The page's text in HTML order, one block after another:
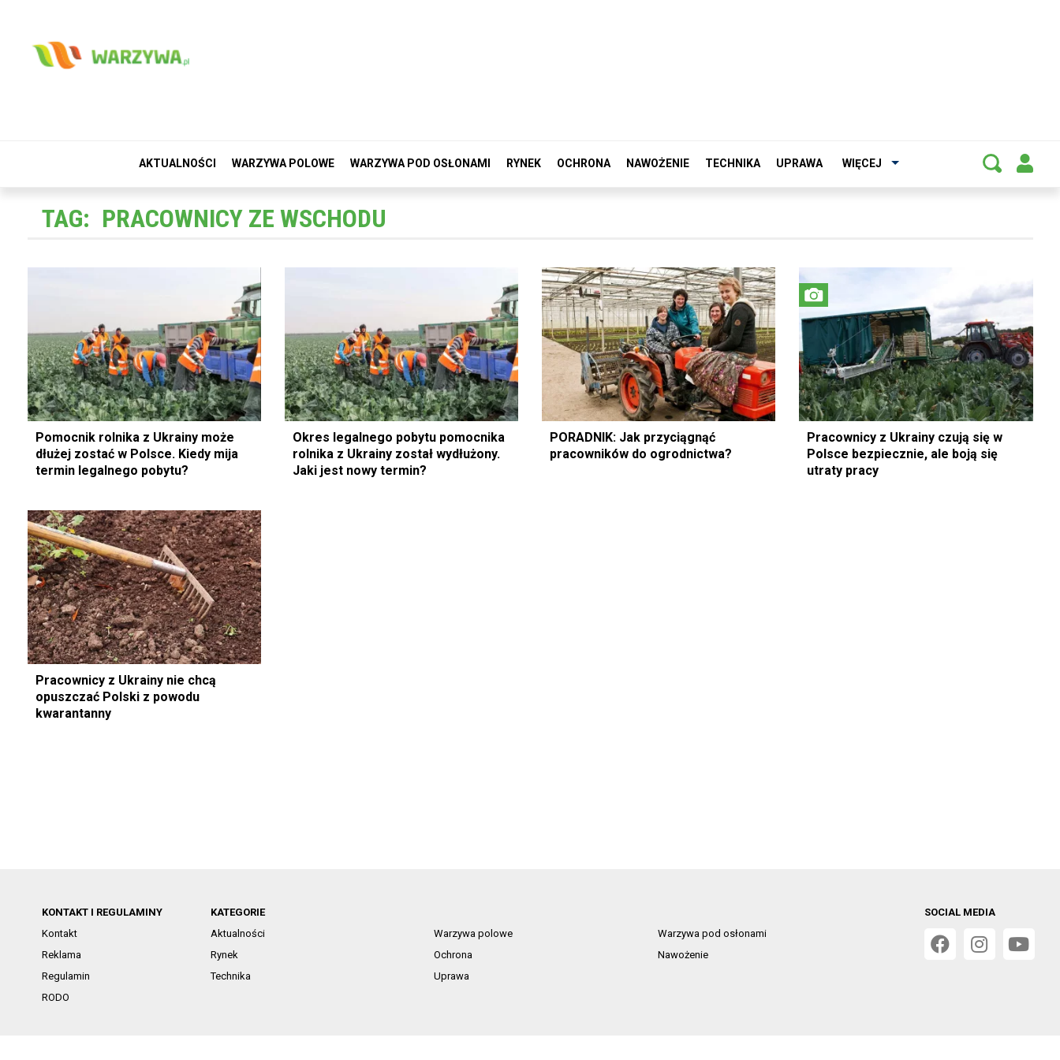
AKTUALNOŚCI WARZYWA POLOWE WARZYWA POD OSŁONAMI RYNEK OCHRONA NAWOŻENIE TECHNIKA UPRAWA WIĘCEJ
TAG: PRACOWNICY ZE WSCHODU
Pomocnik rolnika z Ukrainy może
dłużej zostać w Polsce. Kiedy mija
termin legalnego pobytu?
Okres legalnego pobytu pomocnika
rolnika z Ukrainy został wydłużony.
Jaki jest nowy termin?
PORADNIK: Jak przyciągnąć
pracowników do ogrodnictwa?
Pracownicy z Ukrainy czują się w
Polsce bezpiecznie, ale boją się
utraty pracy
Pracownicy z Ukrainy nie chcą
opuszczać Polski z powodu
kwarantanny
KONTAKT I REGULAMINY
Kontakt
Reklama
Regulamin
RODO
KATEGORIE
Aktualności
Warzywa polowe
Warzywa pod osłonami
Rynek
Ochrona
Nawożenie
Technika
Uprawa
SOCIAL MEDIA